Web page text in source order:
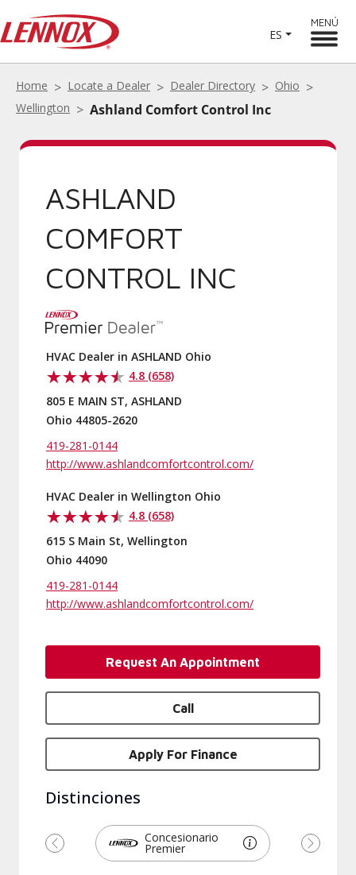
ES
MENÚ
Home Locate a Dealer Dealer Directory
Ohio
Wellington
Ashland Comfort Control Inc
ASHLAND
COMFORT
CONTROL INC
HVAC Dealer in ASHLAND Ohio
4.8 (658)
805 E MAIN ST, ASHLAND
Ohio 44805-2620
419-281-0144
http://www.ashlandcomfortcontrol.com/
HVAC Dealer in Wellington Ohio
4.8 (658)
615 S Main St, Wellington
Ohio 44090
419-281-0144
http://www.ashlandcomfortcontrol.com/
Request An Appointment
Call
Apply For Finance
Distinciones
Concesionario
Premier
Previous Next